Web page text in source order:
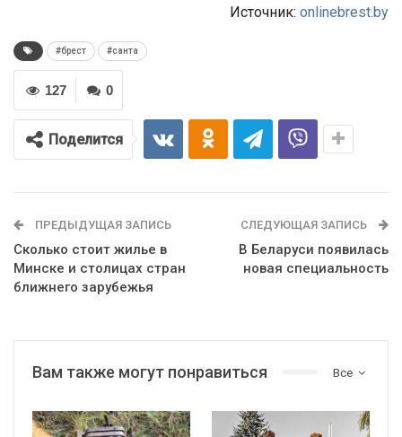
Источник: onlinebrest.by
#брест #санта
0
127
Поделится
ПРЕДЫДУЩАЯ ЗАПИСЬ
Сколько стоит жилье в
Минске и столицах стран
ближнего зарубежья
СЛЕДУЮЩАЯ ЗАПИСЬ
В Беларуси появилась
новая специальность
Все
Вам также могут понравиться